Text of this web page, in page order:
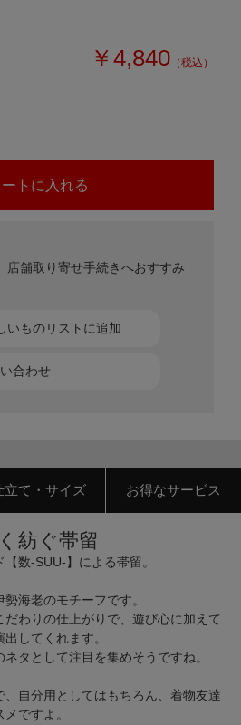
￥4,840 （税込）
合わせ
いものリストに追加
店舗取り寄せ手続きへおすすみ
立て・サイズ お得なサービス
紡ぐ帯留
数-SUU-】による帯留。
海老のモチーフです。
わりの仕上がりで、遊び心に加えて
してくれます。
タとして注目を集めそうですね。
自分用としてはもちろん、着物友達
ですよ。